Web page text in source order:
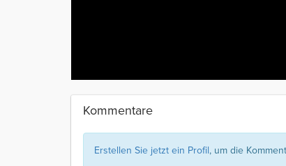
Kommentare
Erstellen Sie jetzt ein Profil, um die